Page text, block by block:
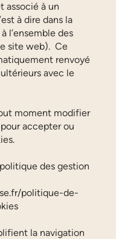
associé à un
à dire dans la
l’ensemble des
site web). Ce
renvoyé
avec le
moment modifier
accepter ou
des gestion
politique-de-
la navigation